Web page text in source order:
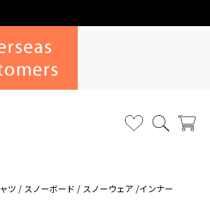
ツ / スノーボード / スノーウェア /インナー